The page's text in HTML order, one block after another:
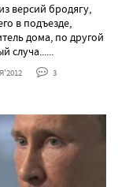
версий бродягу,
в подъезде,
дома, по другой
случа......
3